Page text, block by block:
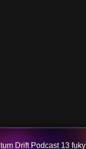
Drift Podcast 13 fuky